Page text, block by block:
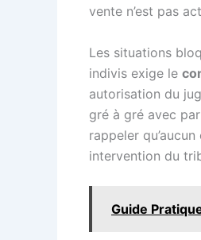
vente n’est pas
Les situations
indivis exige le
autorisation du
gré à gré avec
rappeler
intervention du
Guide